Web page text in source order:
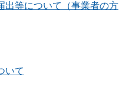
出等について（事業者の方
いて